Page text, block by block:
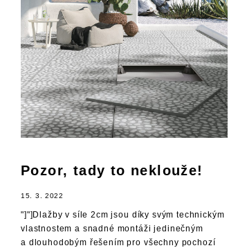
Pozor, tady to neklouže!
15. 3. 2022
"]"]Dlažby v síle 2cm jsou díky svým technickým
vlastnostem a snadné montáži jedinečným
a dlouhodobým řešením pro všechny pochozí